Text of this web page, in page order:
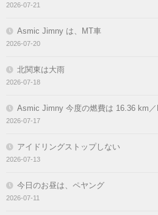
2026-07-21
Asmic Jimny は、MT車
2026-07-20
北関東は大雨
2026-07-18
Asmic Jimny 今度の燃費は 16.36 km／L
2026-07-17
アイドリングストップしない
2026-07-13
今日のお昼は、ペヤング
2026-07-11